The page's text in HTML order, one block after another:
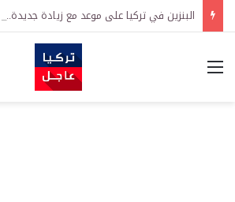
البنزين في تركيا على موعد مع زيادة جديدة..
القائمة